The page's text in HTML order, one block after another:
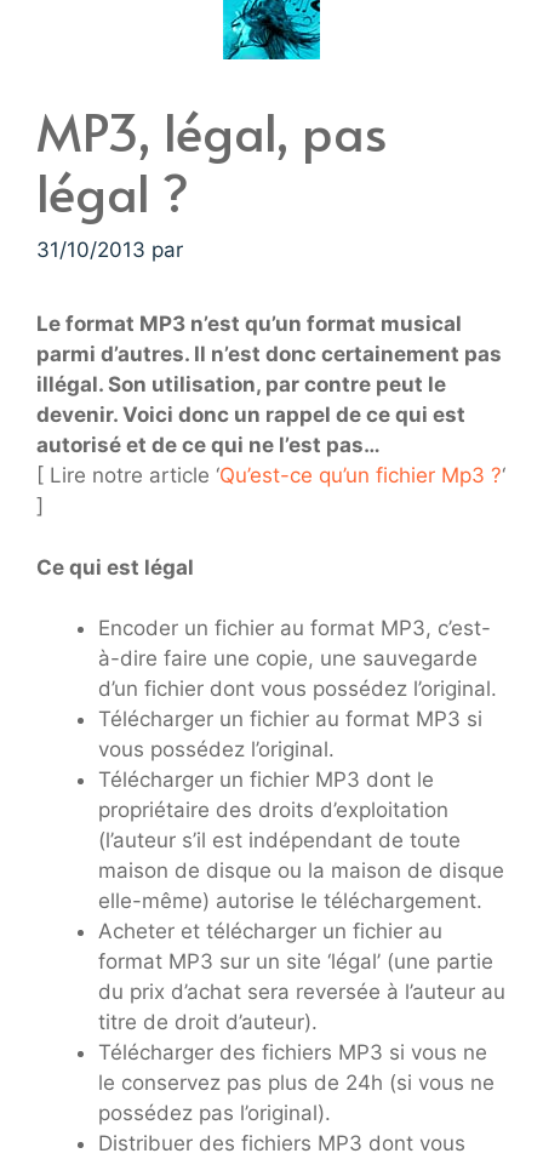
MP3, légal, pas
légal ?
31/10/2013 par
Le format MP3 n’est qu’un format musical
parmi d’autres. Il n’est donc certainement pas
illégal. Son utilisation, par contre peut le
devenir. Voici donc un rappel de ce qui est
autorisé et de ce qui ne l’est pas…
[ Lire notre article ‘Qu’est-ce qu’un fichier Mp3 ?‘
]
Ce qui est légal
Encoder un fichier au format MP3, c’est-
à-dire faire une copie, une sauvegarde
d’un fichier dont vous possédez l’original.
Télécharger un fichier au format MP3 si
vous possédez l’original.
Télécharger un fichier MP3 dont le
propriétaire des droits d’exploitation
(l’auteur s’il est indépendant de toute
maison de disque ou la maison de disque
elle-même) autorise le téléchargement.
Acheter et télécharger un fichier au
format MP3 sur un site ‘légal’ (une partie
du prix d’achat sera reversée à l’auteur au
titre de droit d’auteur).
Télécharger des fichiers MP3 si vous ne
le conservez pas plus de 24h (si vous ne
possédez pas l’original).
Distribuer des fichiers MP3 dont vous